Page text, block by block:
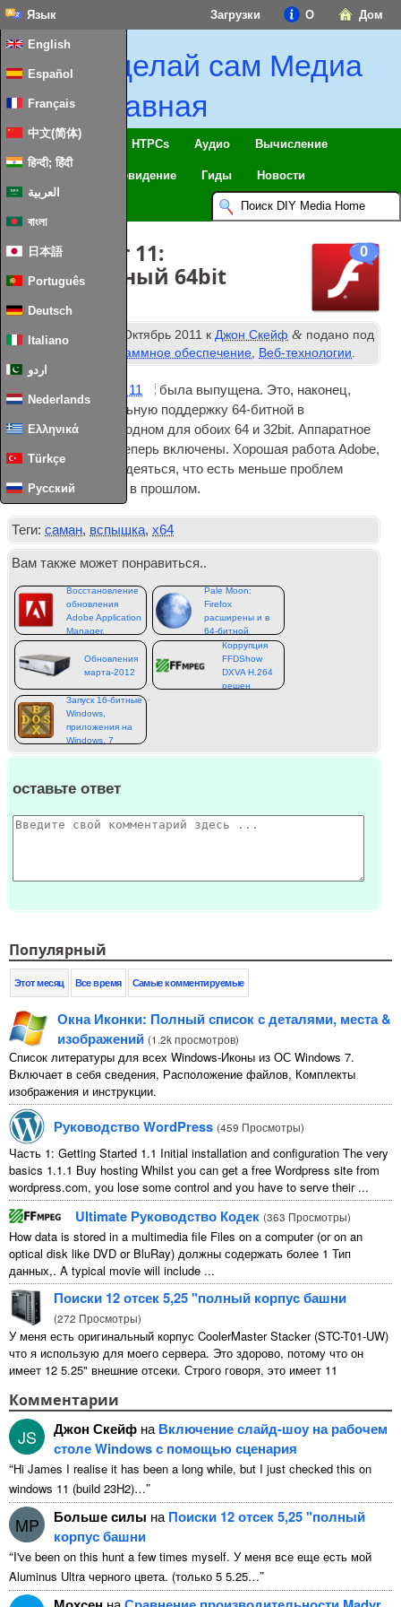
Дом
О
Загрузки
Язык
English
Español
Français
中文(简体)
हिन्दी; हिंदी
العربية
বাংলা
日本語
Português
Deutsch
Italiano
اردو
Nederlands
Ελληνικά
Türkçe
Русский
Сделай сам Медиа
Главная
Умный дом & IoT HTPCs Аудио Вычисление
Телевидение Гиды Новости
0
Flash Player 11:
Официальный 64bit
Опубликовано Октябрь 2011 кДжон Скейф & подано под
Разное СМИ Программное обеспечение, Веб-технологии.
Adobe Flash Player 11
была выпущена. Это, наконец,
приносит официальную поддержку 64-битной в
установщик все-в-одном для обоих 64 и 32bit. Аппаратное
ускорение также теперь включены. Хорошая работа Adobe,
Давайте просто надеяться, что есть меньше проблем
безопасности, чем в прошлом.
Теги: саман, вспышка,x64
Вам также может понравиться..
Восстановление
обновления
Adobe Application
Manager,
Pale Moon:
Firefox
расширены и в
64-битной
Обновления
марта-2012
Коррупция
FFDShow
DXVA H.264
решен
Запуск 16-битные
Windows,
приложения на
Windows, 7
оставьте ответ
Популярный
Этот месяц Все время Самые комментируемые
Окна Иконки: Полный список с деталями, места &
изображений (1.2k просмотров)
Список литературы для всех Windows-Иконы из ОС Windows 7.
Включает в себя сведения, Расположение файлов, Комплекты
изображения и инструкции.
Руководство WordPress (459 Просмотры)
Часть 1: Getting Started 1.1 Initial installation and configuration The very
basics 1.1.1 Buy hosting Whilst you can get a free Wordpress site from
wordpress.com, you lose some control and you have to serve their...
Ultimate Руководство Кодек (363 Просмотры)
How data is stored in a multimedia file Files on a computer(or on an
optical disk like DVD or BluRay) должны содержать более 1 Тип
данных,. A typical movie will include ...
Поиски 12 отсек 5,25 "полный корпус башни
(272 Просмотры)
У меня есть оригинальный корпус CoolerMaster Stacker (STC-T01-UW)
что я использую для моего сервера. Это здорово, потому что он
имеет 12 5.25" внешние отсеки. Строго говоря, это имеет 11
Комментарии
JS Джон Скейф на Включение слайд-шоу на рабочем
столе Windows с помощью сценария
“Hi James I realise it has been a long while, but I just checked this on
windows 11 (build 23H2)…”
MP Больше силы на Поиски 12 отсек 5,25 "полный
корпус башни
“I've been on this hunt a few times myself. У меня все еще есть мой
Aluminus Ultra черного цвета. (только 5 5.25…”